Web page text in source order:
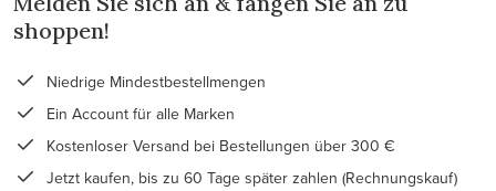
shoppen!
Niedrige Mindestbestellmengen
Ein Account für alle Marken
Kostenloser Versand bei Bestellungen über 300 €
Jetzt kaufen, bis zu 60 Tage später zahlen (Rechnungskauf)